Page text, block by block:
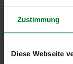
Zustimmung
Diese Webseite
wird: